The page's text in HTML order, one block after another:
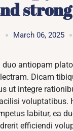
strong
March 06, 2025
duo antiopam
Dicam
ut integre
voluptatibus.
labitur, ea
efficiendi